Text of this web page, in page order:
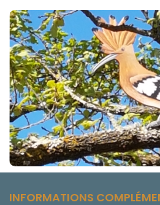
Jeu des
Recherche, identifie et
dans les
Voir plus
INFORMATIONS